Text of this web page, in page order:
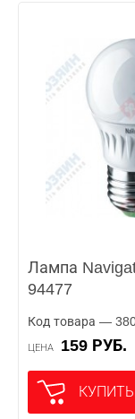
Лампа
94477
Код товара —
ЦЕНА 159 РУБ.
КУПИТЬ